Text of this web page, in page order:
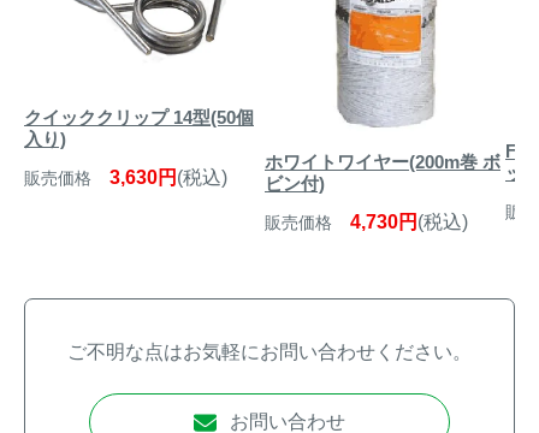
クイッククリップ 14型(50個
入り)
販売価格 3,630円 (税込)
ホワイトワイヤー(200m巻 ボ
ビン付)
販売価格 4,730円 (税込)
ッ
販
ご不明な点はお気軽にお問い合わせください。
お問い合わせ